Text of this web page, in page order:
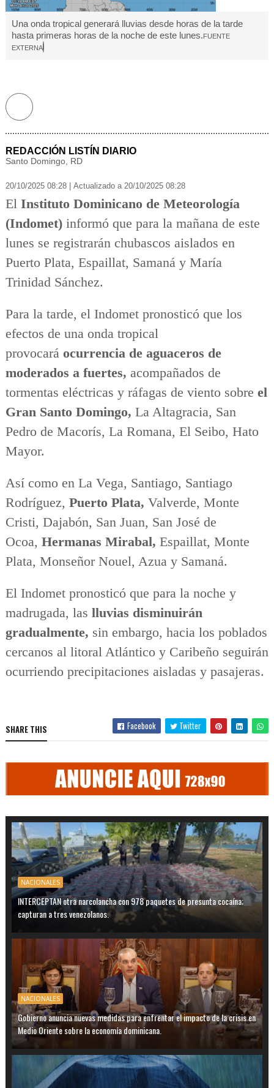
Una onda tropical generará lluvias desde horas de la tarde
hasta primeras horas de la noche de este lunes. FUENTE
EXTERNA
Facebook
itt
e
W
h
s
p
REDACCIÓN LISTÍN DIARIO
Santo Domingo, RD
20/10/2025 08:28| Actualizado a 20/10/2025 08:28
El Instituto Dominicano de Meteorología
(Indomet)informó que para la mañana de este
lunes se registrarán chubascos aislados en
Puerto Plata, Espaillat, Samaná y María
Trinidad Sánchez.
Para la tarde, el Indomet pronosticó que los
efectos de una onda tropical
provocará ocurrencia de aguaceros de
moderados a fuertes, acompañados de
tormentas eléctricas y ráfagas de viento sobre el
Gran Santo Domingo, La Altagracia, San
Pedro de Macorís, La Romana, El Seibo, Hato
Mayor.
Así como en La Vega, Santiago, Santiago
Rodríguez, Puerto Plata, Valverde, Monte
Cristi, Dajabón, San Juan, San José de
Ocoa, Hermanas Mirabal, Espaillat, Monte
Plata, Monseñor Nouel, Azua y Samaná.
El Indomet pronosticó que para la noche y
madrugada, las lluvias disminuirán
gradualmente, sin embargo, hacia los poblados
cercanos al litoral Atlántico y Caribeño seguirán
ocurriendo precipitaciones aisladas y pasajeras.
SHARE THIS Facebook Twitter
NACIONALES
INTERCEPTAN otra narcolancha con 978 paquetes de presunta cocaína;
capturan a tres venezolanos.
NACIONALES
Gobierno anuncia nuevas medidas para enfrentar el impacto de la crisis en
Medio Oriente sobre la economía dominicana.